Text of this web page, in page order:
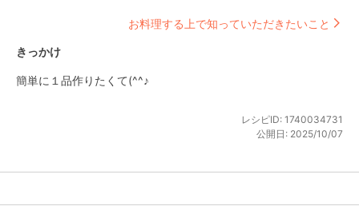
お料理する上で知っていただきたいこと
きっかけ
簡単に１品作りたくて(^^♪
レシピID: 1740034731
公開日: 2025/10/07